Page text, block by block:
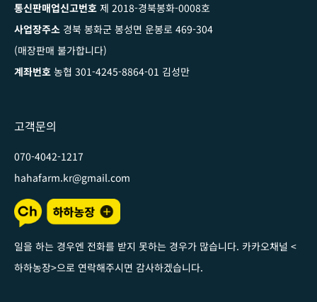
통신판매업신고번호 제 2018-경북봉화-0008호
사업장주소 경북 봉화군 봉성면 운봉로 469-304
(매장판매 불가합니다)
계좌번호 농협 301-4245-8864-01 김성만
고객문의
070-4042-1217
hahafarm.kr@gmail.com
일을 하는 경우엔 전화를 받지 못하는 경우가 많습니다. 카카오채널 <
하하농장>으로 연락해주시면 감사하겠습니다.